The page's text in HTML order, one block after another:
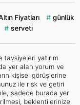
Fiyatları
günlük
serveti
tavsiyeleri yatırım
yer alan yorum ve
kişisel görüşlerine
ile risk ve getiri
sadece burada yer
beklentilerinize